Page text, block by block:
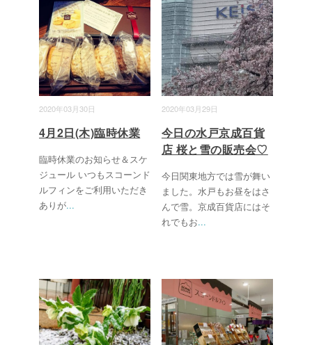
2020年03月30日
4月2日(木)臨時休業
臨時休業のお知らせ＆スケ
ジュール いつもスコーンド
ルフィンをご利用いただき
ありが...
2020年03月29日
今日の水戸京成百貨
店 桜と雪の販売会♡
今日関東地方では雪が舞い
ました。水戸もお昼をはさ
んで雪。京成百貨店にはそ
れでもお...